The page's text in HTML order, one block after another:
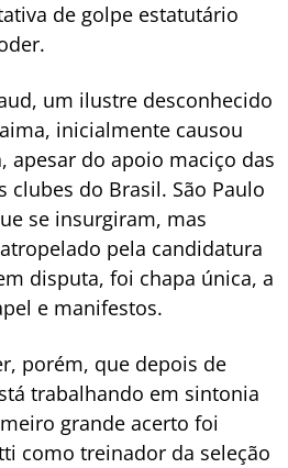
de golpe estatutário
um ilustre desconhecido
inicialmente causou
apesar do apoio maciço das
clubes do Brasil. São Paulo
se insurgiram, mas
pela candidatura
disputa, foi chapa única, a
e manifestos.
porém, que depois de
trabalhando em sintonia
grande acerto foi
como treinador da seleção